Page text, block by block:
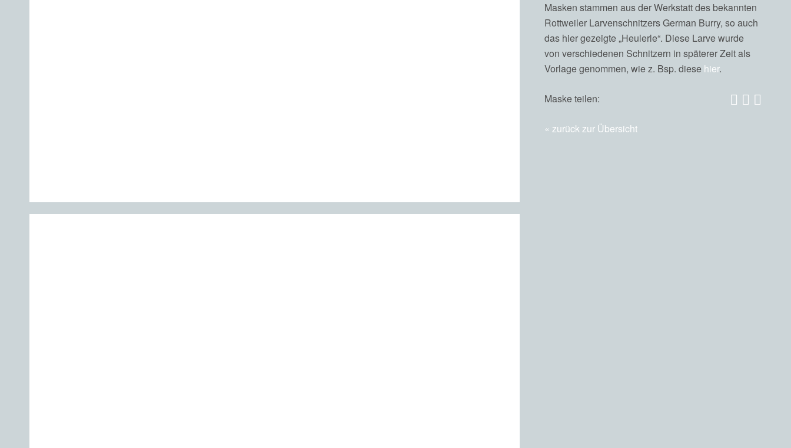
Masken stammen aus der Werkstatt des bekannten
Rottweiler Larvenschnitzers German Burry, so auch
das hier gezeigte „Heulerle“. Diese Larve wurde
von verschiedenen Schnitzern in späterer Zeit als
Vorlage genommen, wie z. Bsp. diese hier.
Maske teilen:
zurück zur Übersicht